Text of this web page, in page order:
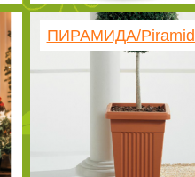
ПИРАМИДА/